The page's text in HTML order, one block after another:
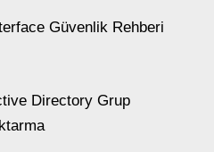
Güvenlik Rehberi
Directory Grup